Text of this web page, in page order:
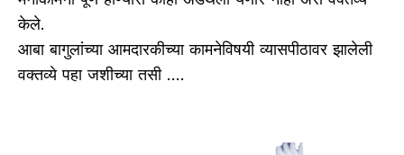
केले.
आबा बागुलांच्या आमदारकीच्या कामनेविषयी व्यासपीठावर झालेली
वक्तव्ये पहा जशीच्या तसी ….